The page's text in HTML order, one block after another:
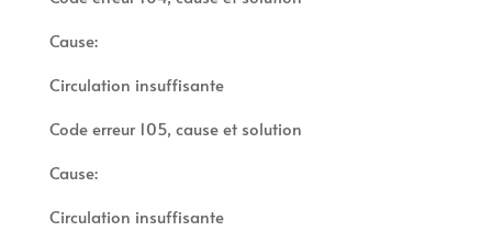
Cause:
Circulation insuffisante
Code erreur 105, cause et solution
Cause:
Circulation insuffisante